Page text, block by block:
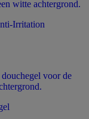
Irritation